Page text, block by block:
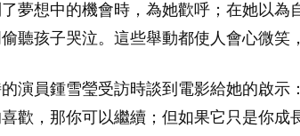
夢想中的機會時，為她歡呼；在她以
聽孩子哭泣。這些舉動都使人會心微笑
演員鍾雪瑩受訪時談到電影給她的啟
歡，那你可以繼續；但如果它只是你